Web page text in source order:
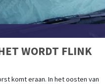
WORDT FLINK
komt eraan. In het oosten van